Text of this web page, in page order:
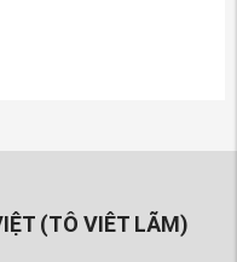
(TÔ VIÊT LÃM)